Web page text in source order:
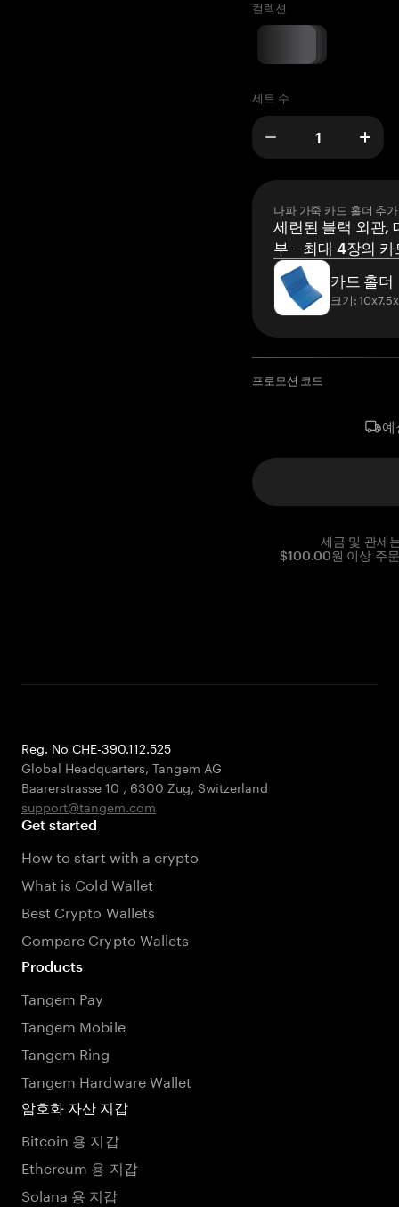
컬렉션
세트 수
나파 가죽 카드 홀더 추가
세련된 블랙 외관,
부 – 최대 4장의
카드 홀더
크기:
프로모션 코드
예
세금 및 관세
$100.00원 이상 주
Reg. No CHE-390.112.525
Global Headquarters, Tangem AG
Baarerstrasse 10 , 6300 Zug, Switzerland
support@tangem.com
Get started
How to start with a crypto
What is Cold Wallet
Best Crypto Wallets
Compare Crypto Wallets
Products
Tangem Pay
Tangem Mobile
Tangem Ring
Tangem Hardware Wallet
암호화 자산 지갑
Bitcoin 용 지갑
Ethereum 용 지갑
Solana 용 지갑